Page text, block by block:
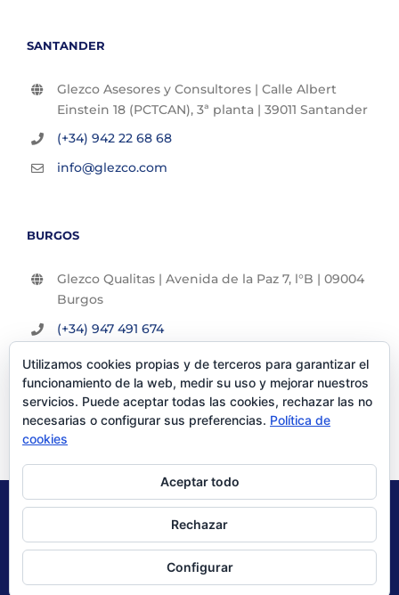
SANTANDER
Glezco Asesores y Consultores | Calle Albert
Einstein 18 (PCTCAN), 3ª planta | 39011 Santander
(+34) 942 22 68 68
info@glezco.com
BURGOS
Glezco Qualitas | Avenida de la Paz 7, l°B | 09004
Burgos
(+34) 947 491 674
info@glezco.com
© Glezco Asesores y Consultores 2019 | Todos los derechos
Politica de Privacidad
X LinkedInYouTube
Utilizamos cookies propias y de terceros para garantizar el
funcionamiento de la web, medir su uso y mejorar nuestros
servicios. Puede aceptar todas las cookies, rechazar las no
necesarias o configurar sus preferencias. Política de
cookies
Aceptar todo
Rechazar
Configurar